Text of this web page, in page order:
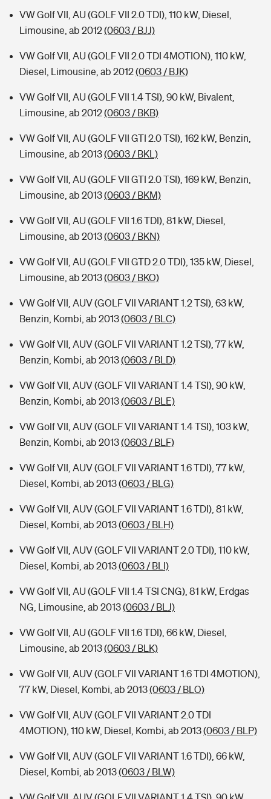
VW Golf VII, AU (GOLF VII 2.0 TDI), 110 kW, Diesel,
Limousine, ab 2012(0603 / BJJ)
VW Golf VII, AU (GOLF VII 2.0 TDI 4MOTION), 110 kW,
Diesel, Limousine, ab 2012(0603 / BJK)
VW Golf VII, AU (GOLF VII 1.4 TSI), 90 kW, Bivalent,
Limousine, ab 2012(0603 / BKB)
VW Golf VII, AU (GOLF VII GTI 2.0 TSI), 162 kW, Benzin,
Limousine, ab 2013(0603 / BKL)
VW Golf VII, AU (GOLF VII GTI 2.0 TSI), 169 kW, Benzin,
Limousine, ab 2013(0603 / BKM)
VW Golf VII, AU (GOLF VII 1.6 TDI), 81 kW, Diesel,
Limousine, ab 2013(0603 / BKN)
VW Golf VII, AU (GOLF VII GTD 2.0 TDI), 135 kW, Diesel,
Limousine, ab 2013(0603 / BKO)
VW Golf VII, AUV (GOLF VII VARIANT 1.2 TSI), 63 kW,
Benzin, Kombi, ab 2013(0603 / BLC)
VW Golf VII, AUV (GOLF VII VARIANT 1.2 TSI), 77 kW,
Benzin, Kombi, ab 2013(0603 / BLD)
VW Golf VII, AUV (GOLF VII VARIANT 1.4 TSI), 90 kW,
Benzin, Kombi, ab 2013(0603 / BLE)
VW Golf VII, AUV (GOLF VII VARIANT 1.4 TSI), 103 kW,
Benzin, Kombi, ab 2013(0603 / BLF)
VW Golf VII, AUV (GOLF VII VARIANT 1.6 TDI), 77 kW,
Diesel, Kombi, ab 2013(0603 / BLG)
VW Golf VII, AUV (GOLF VII VARIANT 1.6 TDI), 81 kW,
Diesel, Kombi, ab 2013(0603 / BLH)
VW Golf VII, AUV (GOLF VII VARIANT 2.0 TDI), 110 kW,
Diesel, Kombi, ab 2013(0603 / BLI)
VW Golf VII, AU (GOLF VII 1.4 TSI CNG), 81 kW, Erdgas
NG, Limousine, ab 2013(0603 / BLJ)
VW Golf VII, AU (GOLF VII 1.6 TDI), 66 kW, Diesel,
Limousine, ab 2013(0603 / BLK)
VW Golf VII, AUV (GOLF VII VARIANT 1.6 TDI 4MOTION),
77 kW, Diesel, Kombi, ab 2013(0603 / BLO)
VW Golf VII, AUV (GOLF VII VARIANT 2.0 TDI
4MOTION), 110 kW, Diesel, Kombi, ab 2013(0603 / BLP)
VW Golf VII, AUV (GOLF VII VARIANT 1.6 TDI), 66 kW,
Diesel, Kombi, ab 2013(0603 / BLW)